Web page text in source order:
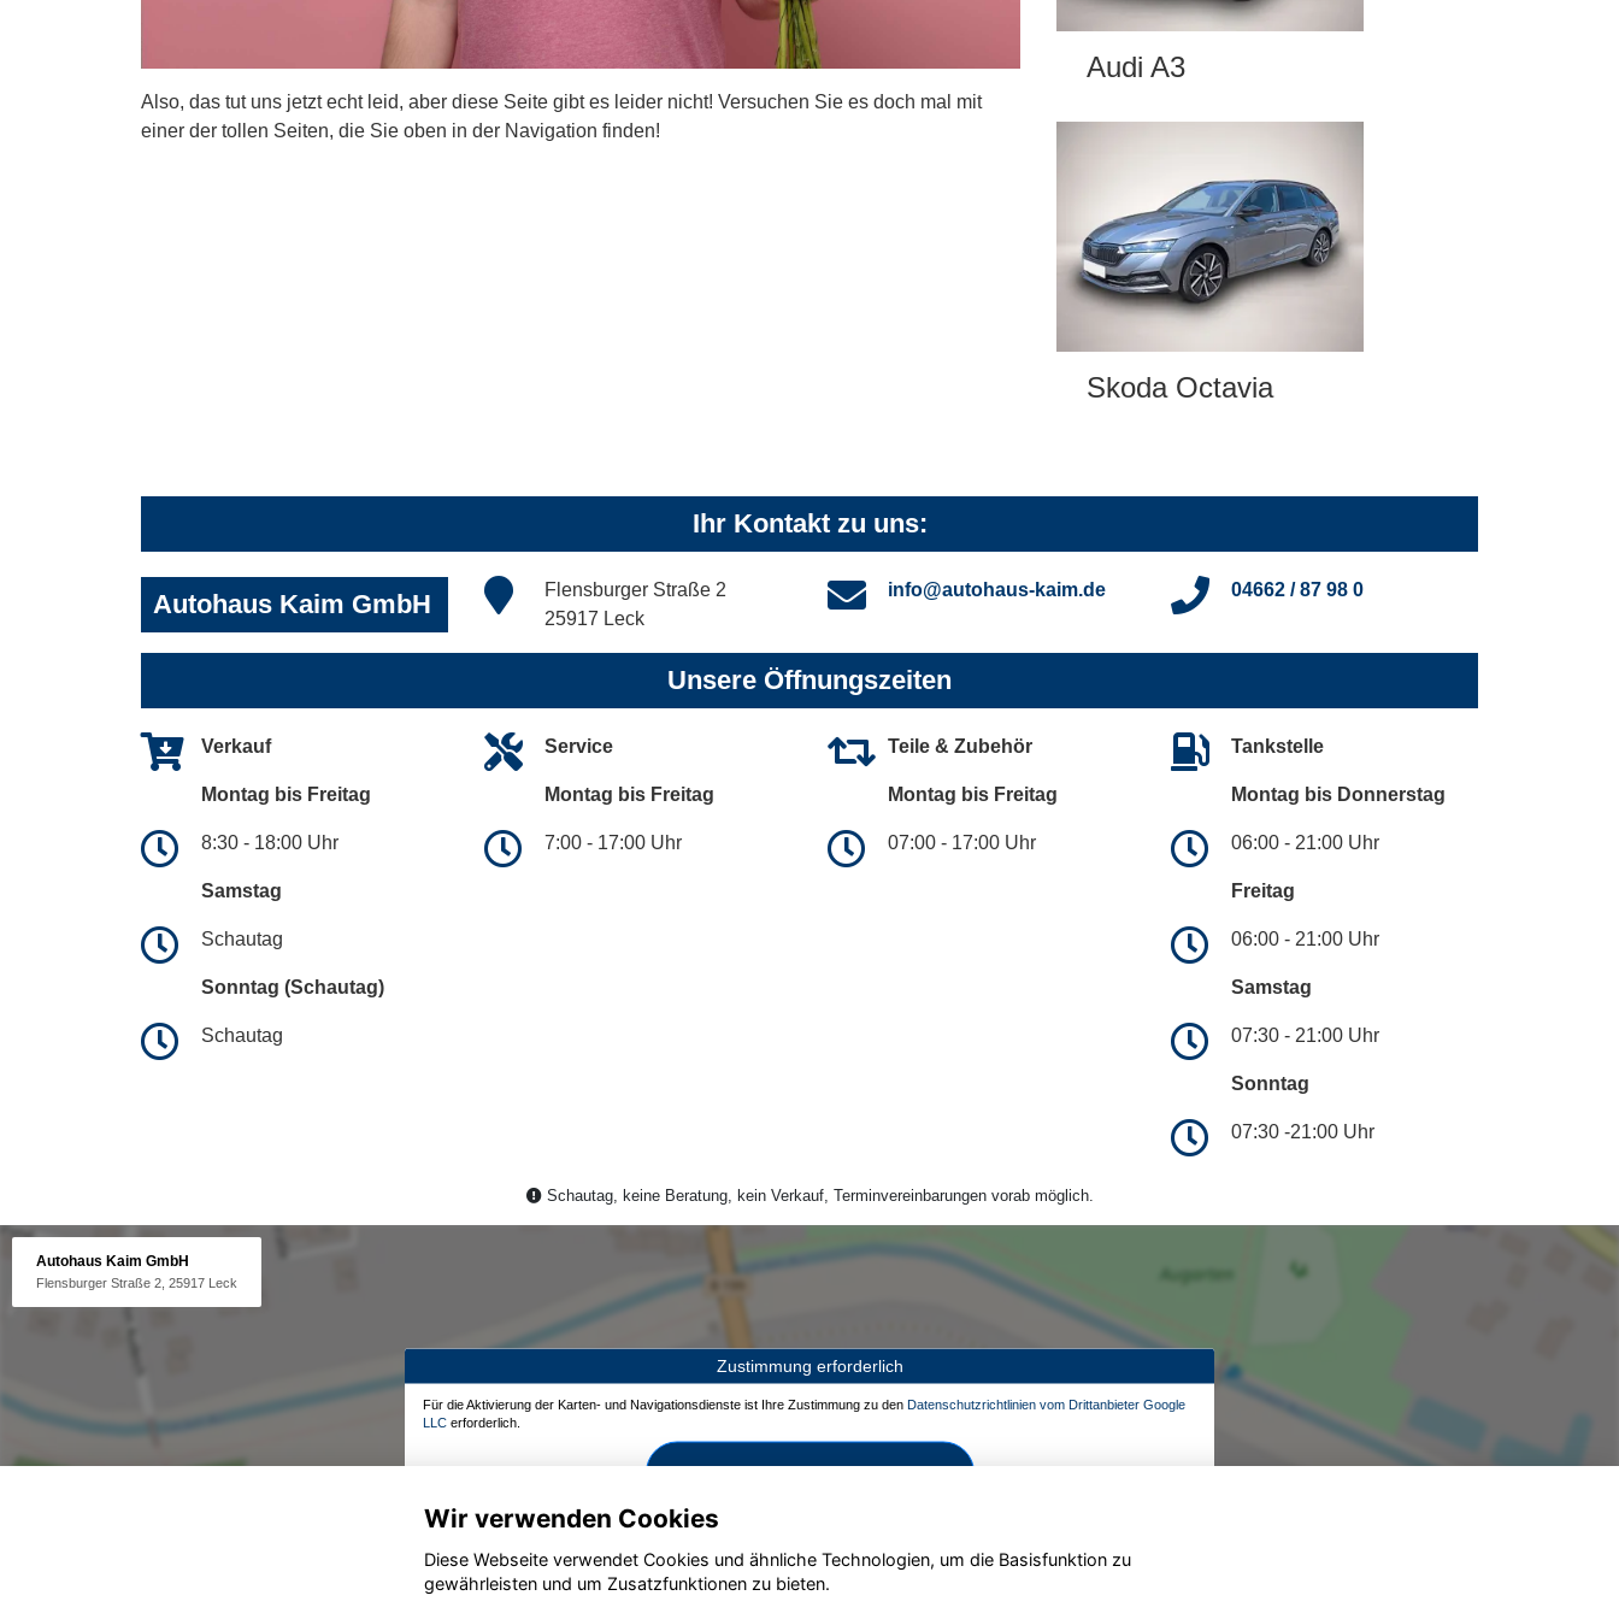
Also, das tut uns jetzt echt leid, aber diese Seite gibt es leider nicht! Versuchen Sie es doch mal mit
einer der tollen Seiten, die Sie oben in der Navigation finden!
Audi A3
Skoda Octavia
Ihr Kontakt zu uns:
Autohaus Kaim GmbH
Flensburger Straße 2
25917 Leck
info@autohaus-kaim.de 04662 / 87 98 0
Unsere Öffnungszeiten
Verkauf
Montag bis Freitag
8:30 - 18:00 Uhr
Samstag
Schautag
Sonntag (Schautag)
Schautag
Service
Montag bis Freitag
7:00 - 17:00 Uhr
Teile & Zubehör
Montag bis Freitag
07:00 - 17:00 Uhr
Tankstelle
Montag bis Donnerstag
06:00 - 21:00 Uhr
Freitag
06:00 - 21:00 Uhr
Samstag
07:30 - 21:00 Uhr
Sonntag
07:30 -21:00 Uhr
Schautag, keine Beratung, kein Verkauf, Terminvereinbarungen vorab möglich.
Autohaus Kaim GmbH
Flensburger Straße 2, 25917 Leck
Zustimmung erforderlich
Für die Aktivierung der Karten- und Navigationsdienste ist Ihre Zustimmung zu den Datenschutzrichtlinien vom Drittanbieter Google
LLC erforderlich.
Zustimmen und aktivieren
Wir verwenden Cookies
Diese Webseite verwendet Cookies und ähnliche Technologien, um die Basisfunktion zu
gewährleisten und um Zusatzfunktionen zu bieten.